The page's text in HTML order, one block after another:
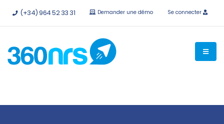
Essayez-le gratuitement sans engagementAPI et
(+34) 964 52 33 31 Demander une démo Se connecter